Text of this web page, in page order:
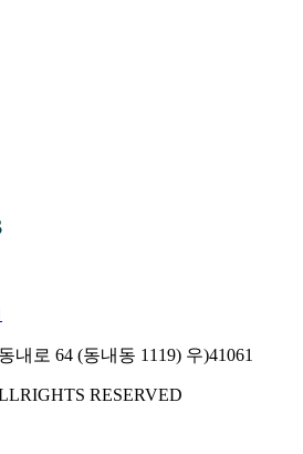
내로 64 (동내동 1119) 우)41061
RESERVED